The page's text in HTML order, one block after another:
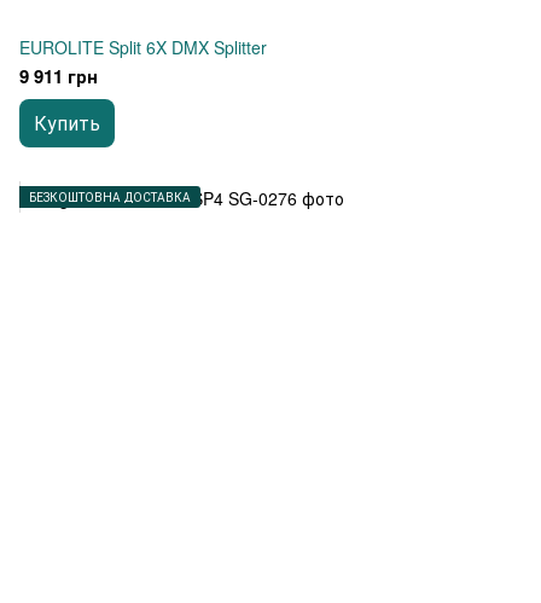
EUROLITE Split 6X DMX Splitter
9 911 грн
Купить
БЕЗКОШТОВНА ДОСТАВКА